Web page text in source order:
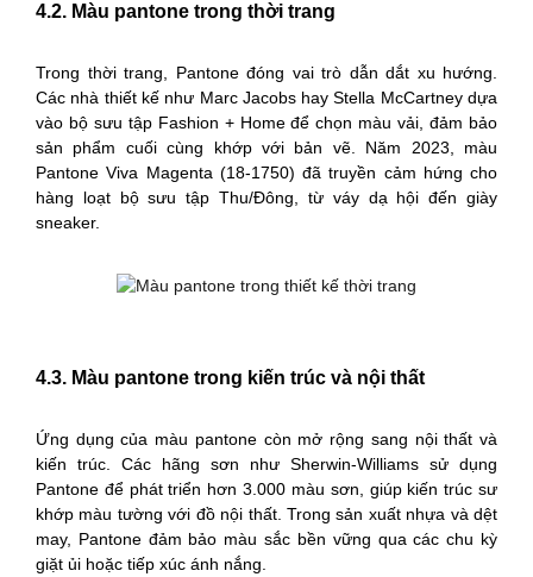
4.2. Màu pantone trong thời trang
Trong thời trang, Pantone đóng vai trò dẫn dắt xu hướng.
Các nhà thiết kế như Marc Jacobs hay Stella McCartney dựa
vào bộ sưu tập Fashion + Home để chọn màu vải, đảm bảo
sản phẩm cuối cùng khớp với bản vẽ. Năm 2023, màu
Pantone Viva Magenta (18-1750) đã truyền cảm hứng cho
hàng loạt bộ sưu tập Thu/Đông, từ váy dạ hội đến giày
sneaker.
4.3. Màu pantone trong kiến trúc và nội thất
Ứng dụng của màu pantone còn mở rộng sang nội thất và
kiến trúc. Các hãng sơn như Sherwin-Williams sử dụng
Pantone để phát triển hơn 3.000 màu sơn, giúp kiến trúc sư
khớp màu tường với đồ nội thất. Trong sản xuất nhựa và dệt
may, Pantone đảm bảo màu sắc bền vững qua các chu kỳ
giặt ủi hoặc tiếp xúc ánh nắng.